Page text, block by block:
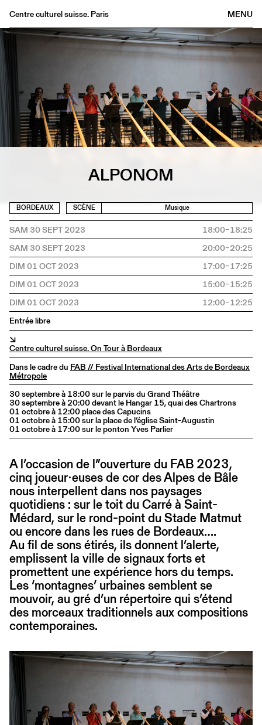
MENU
Centre culturel suisse. Paris
Agenda
Archives
Médiathèque
Éditions
Informations
ALPONOM
BORDEAUX SCÈNE Musique
SAM 30 SEPT 2023
18:00–18:25
SAM 30 SEPT 2023
20:00–20:25
DIM 01 OCT 2023
17:00–17:25
DIM 01 OCT 2023
15:00–15:25
DIM 01 OCT 2023
12:00–12:25
Entrée libre
↘
Centre culturel suisse. On Tour à Bordeaux
Dans le cadre du FAB // Festival International des Arts de Bordeaux
Métropole
30 septembre à 18:00 sur le parvis du Grand Théâtre
30 septembre à 20:00 devant le Hangar 15, quai des Chartrons
01 octobre à 12:00 place des Capucins
01 octobre à 15:00 sur la place de l’église Saint-Augustin
01 octobre à 17:00 sur le ponton Yves Parlier
A l’occasion de l”ouverture du FAB 2023,
cinq joueur∙euses de cor des Alpes de Bâle
nous interpellent dans nos paysages
quotidiens : sur le toit du Carré à Saint-
Médard, sur le rond-point du Stade Matmut
ou encore dans les rues de Bordeaux….
Au fil de sons étirés, ils donnent l’alerte,
emplissent la ville de signaux forts et
promettent une expérience hors du temps.
Les ‘montagnes’ urbaines semblent se
mouvoir, au gré d’un répertoire qui s’étend
des morceaux traditionnels aux compositions
contemporaines.